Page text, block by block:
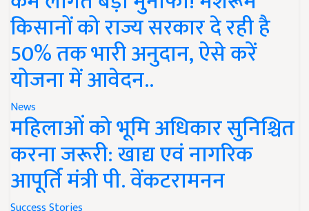
किसानों को राज्य सरकार दे रही है
50% तक भारी अनुदान, ऐसे करें
योजना में आवेदन..
News
महिलाओं को भूमि अधिकार सुनिश्चित
करना जरूरी: खाद्य एवं नागरिक
आपूर्ति मंत्री पी. वेंकटरामनन